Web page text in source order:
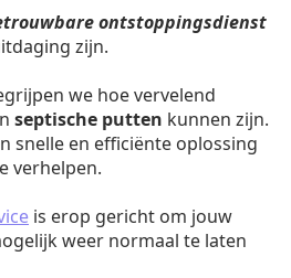
ontstoppingsdienst
zijn.
we hoe vervelend
septische putten kunnen zijn.
snelle en efficiënte oplossing
verhelpen.
is erop gericht om jouw
weer normaal te laten